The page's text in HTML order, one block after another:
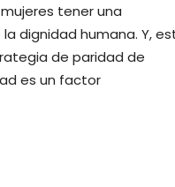
tener una
dignidad humana. Y,
de paridad de
es un factor